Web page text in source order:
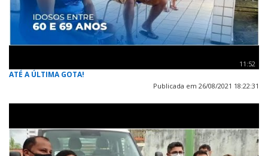
11:52
ATÉ A ÚLTIMA GOTA!
Publicada em 26/08/2021 18:22:31